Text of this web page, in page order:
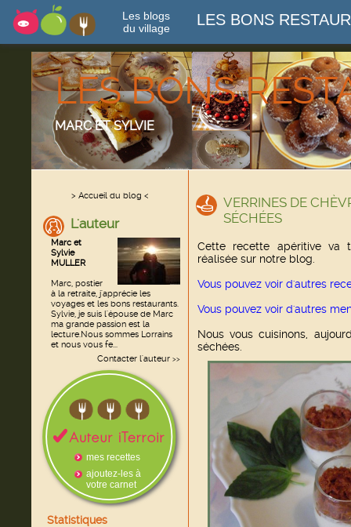
Les blogs
du village
LES BONS
LES BONS
MARC ET SYLVIE
> Accueil du blog <
L'auteur
Marc et
Sylvie
MULLER
Marc, postier
à la retraite, j'apprécie les
voyages et les bons restaurants.
Sylvie, je suis l'épouse de Marc
ma grande passion est la
lecture.Nous sommes Lorrains
et nous vous fe...
Contacter l'auteur >>
mes recettes
ajoutez-les à
votre carnet
Statistiques
VERRINES DE
SÉCHÉES
Cette recette apéritive va
réalisée sur notre blog.
Vous pouvez voir d'autres
Vous pouvez voir d'autres
Nous vous cuisinons,
séchées.